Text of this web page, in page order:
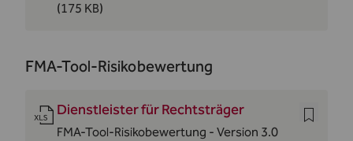
(175 KB)
FMA-Tool-Risikobewertung
Dienstleister für Rechtsträger
FMA-Tool-Risikobewertung - Version 3.0